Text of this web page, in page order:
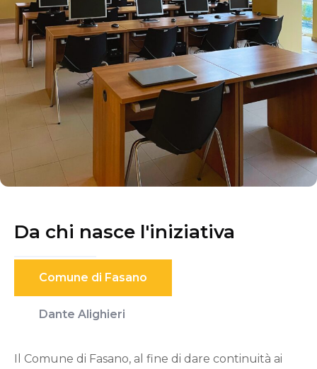
Da chi nasce l'iniziativa
Comune di Fasano
Dante Alighieri
Il Comune di Fasano, al fine di dare continuità ai